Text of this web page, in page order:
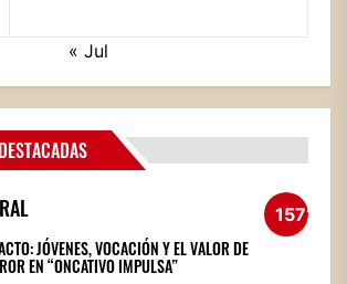
« Jul
1572
JÓVENES, VOCACIÓN Y EL VALOR DE
EN “ONCATIVO IMPULSA”